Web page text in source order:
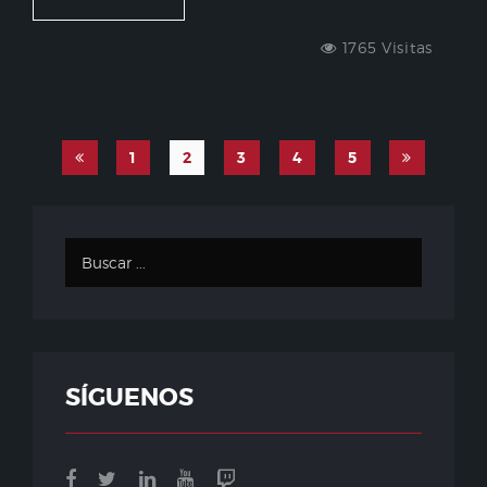
1765 Visitas
1 2 3 4 5
SÍGUENOS